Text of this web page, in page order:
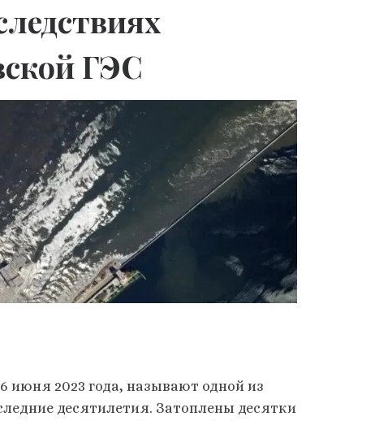
ГЭС
2023 года, называют одной из
десятилетия. Затоплены десятки